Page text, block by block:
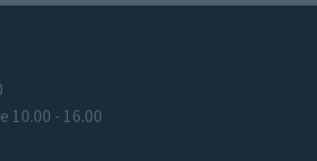
10.00 - 16.00